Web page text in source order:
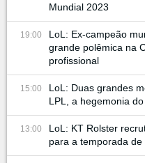
Mundial 2023
19:00
LoL: Ex-campeão
grande polêmica na
profissional
15:00
LoL: Duas grandes
LPL, a hegemonia
13:00
LoL: KT Rolster
para a temporada